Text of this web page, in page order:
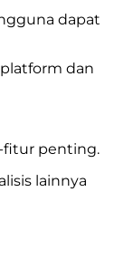
dapat
dan
fitur penting.
lainnya